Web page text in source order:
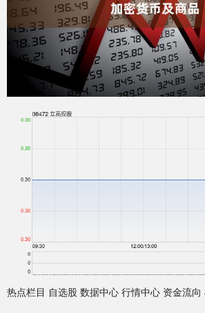
热点栏目 自选股 数据中心 行情中心 资金流